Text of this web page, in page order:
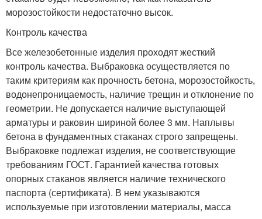
морозостойкости недостаточно высок.
Контроль качества
Все железобетонные изделия проходят жесткий
контроль качества. Выбраковка осуществляется по
таким критериям как прочность бетона, морозостойкость,
водонепроницаемость, наличие трещин и отклонение по
геометрии. Не допускается наличие выступающей
арматуры и раковин шириной более 3 мм. Наплывы
бетона в фундаментных стаканах строго запрещены.
Выбраковке подлежат изделия, не соответствующие
требованиям ГОСТ. Гарантией качества готовых
опорных стаканов является наличие технического
паспорта (сертификата). В нем указываются
используемые при изготовлении материалы, масса